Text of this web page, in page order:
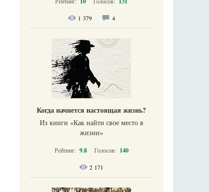
1 379 4
Когда начнется настоящая жизнь?
Из книги «Как найти свое место в
жизни​»
Рейтинг: 9.8 Голосов: 140
2 171